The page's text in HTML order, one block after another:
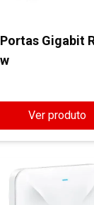
Gigabit
Ver produto